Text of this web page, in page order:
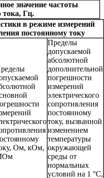
значение частоты
тока, Гц.
в режиме измерений
постоянному току
Ом, кОм,
Пределы
допускаемой
абсолютной
дополнительной
погрешности
измерений
электрического
сопротивления
постоянному
току, вызванной
изменением
температуры
окружающей
среды от
нормальных
условий на 1 °С,